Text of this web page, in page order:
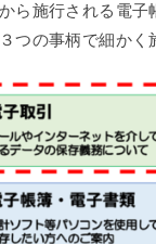
ら施行される電子
つの事柄で細かく